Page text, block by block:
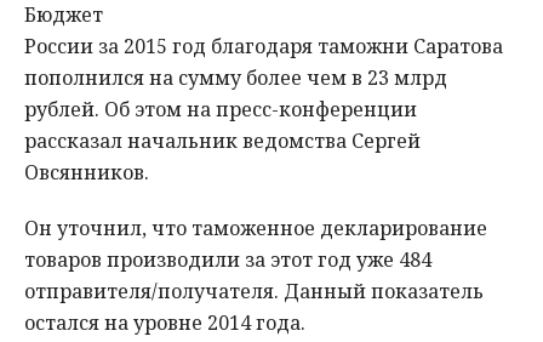
Бюджет
России за 2015 год благодаря таможни Саратова
пополнился на сумму более чем в 23 млрд
рублей. Об этом на пресс-конференции
рассказал начальник ведомства Сергей
Овсянников.
Он уточнил, что таможенное декларирование
товаров производили за этот год уже 484
отправителя/получателя. Данный показатель
остался на уровне 2014 года.